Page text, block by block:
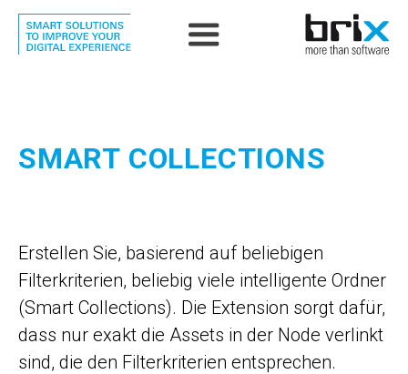
SMART COLLECTIONS
Erstellen Sie, basierend auf beliebigen
Filterkriterien, beliebig viele intelligente Ordner
(Smart Collections). Die Extension sorgt dafür,
dass nur exakt die Assets in der Node verlinkt
sind, die den Filterkriterien entsprechen.